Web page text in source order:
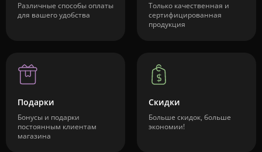
Различные способы оплаты
для вашего удобства
Только качественная и
сертифицированная
продукция
Подарки
Бонусы и подарки
постоянным клиентам
магазина
Скидки
Больше скидок, больше
экономии!